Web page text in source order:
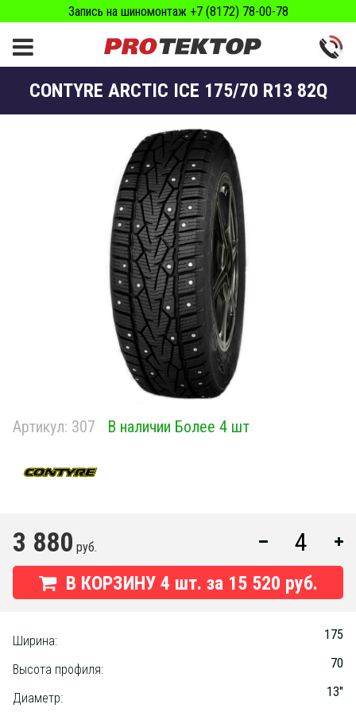
Запись на шиномонтаж +7 (8172) 78-00-78
CONTYRE ARCTIC ICE 175/70 R13 82Q
Артикул: 307 В наличии Более 4 шт
3 880 руб.
В КОРЗИНУ 4 шт. за 15 520 руб.
Ширина: 175
Высота профиля: 70
Диаметр: 13"